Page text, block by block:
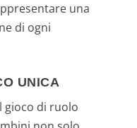
una
di ogni
UNICA
gioco di ruolo